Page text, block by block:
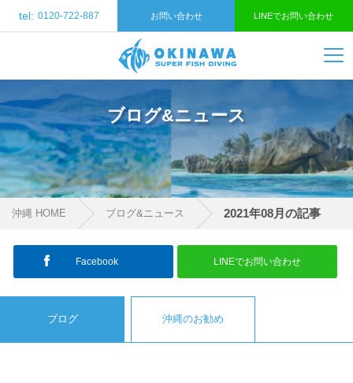
tel: 0120-722-887 お問い合わせ LINEでお問い合わせ
ブログ&ニュース
沖縄 HOME ブログ&ニュース 2021年08月の記事
ブログ 沖縄のお勧め
Facebook LINEでお問い合わせ